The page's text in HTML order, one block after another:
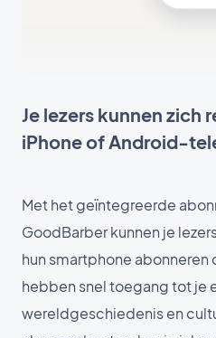
Je lezers kunnen zich
iPhone of Android-
Met het geïntegreerde
GoodBarber kunnen je
hun smartphone abonneren
hebben snel toegang tot je
wereldgeschiedenis en